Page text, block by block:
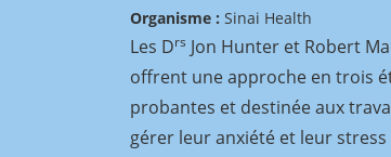
Organisme :Sinai Health
Les Drs Jon Hunter et Robert
offrent une approche en trois
probantes et destinée aux
gérer leur anxiété et leur